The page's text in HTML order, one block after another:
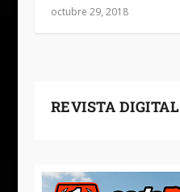
octubre 29, 2018
REVISTA DIGITAL